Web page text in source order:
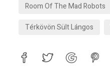
Room Of The Mad Robots
Térkövön Sült Lángos